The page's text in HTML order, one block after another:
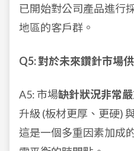
已開始對公司產品進行
地區的客戶群。
Q5: 對於未來鑽針市場
A5: 市場缺針狀況非常
升級 (板材更厚、更硬)
這是一個多重因素加成